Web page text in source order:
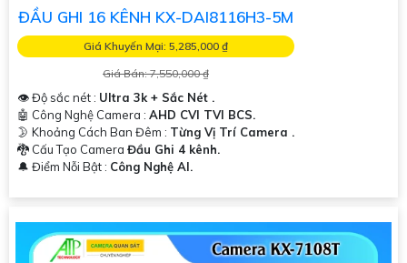
ĐẦU GHI 16 KÊNH KX-DAI8116H3-5M
Giá Khuyến Mại: 5,285,000 ₫
Giá Bán: 7,550,000 ₫
👁 Độ sắc nét : Ultra 3k + Sắc Nét .
🤖️ Công Nghệ Camera : AHD CVI TVI BCS.
🌛 Khoảng Cách Ban Đêm : Từng Vị Trí Camera .
🐉️ Cấu Tạo Camera Đầu Ghi 4 kênh.
️🔔 Điểm Nỗi Bật : Công Nghệ AI.